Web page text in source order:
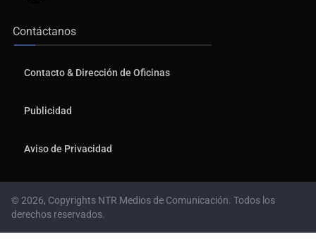
Contáctanos
Contacto & Dirección de Oficinas
Publicidad
Aviso de Privacidad
© 2026, Copyrights NTR Medios de Comunicación. Todos los
derechos reservados.